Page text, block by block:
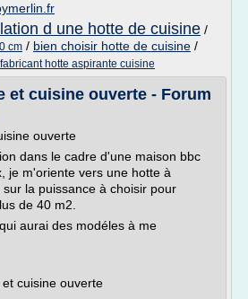
d une hotte de cuisine /
cm / bien choisir hotte de cuisine /
fabricant hotte aspirante cuisine
et cuisine ouverte - Forum
ouverte
dans le cadre d'une maison bbc
je m'oriente vers une hotte à
la puissance à choisir pour
de 40 m2.
aurai des modéles à me
cuisine ouverte